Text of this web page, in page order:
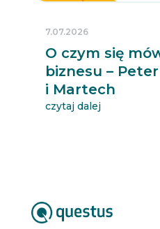
O czym się
biznesu –
i Martech
7.07.2026
czytaj dalej